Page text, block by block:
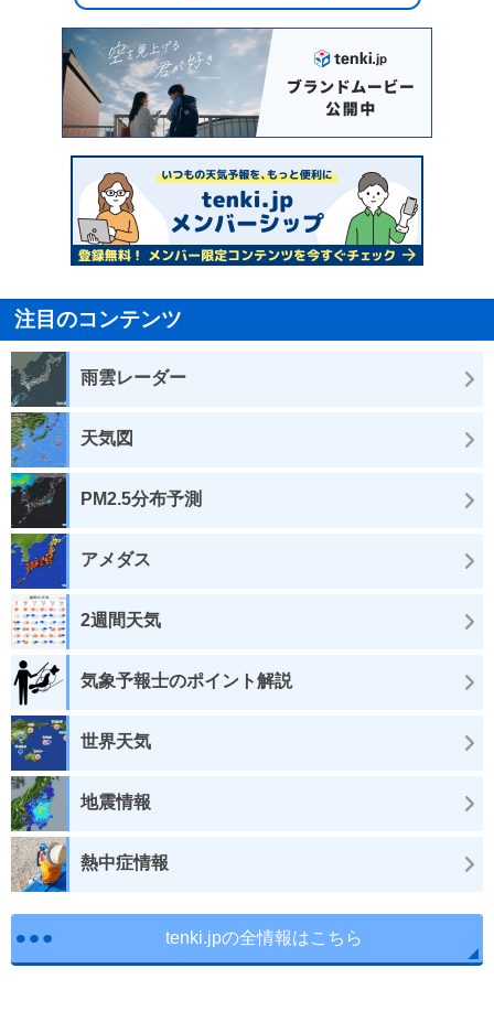
注目のコンテンツ
雨雲レーダー
天気図
PM2.5分布予測
アメダス
2週間天気
気象予報士のポイント解説
世界天気
地震情報
熱中症情報
tenki.jpの全情報はこちら